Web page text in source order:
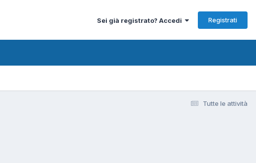
Sei già registrato? Accedi Registrati
Tutte le attività